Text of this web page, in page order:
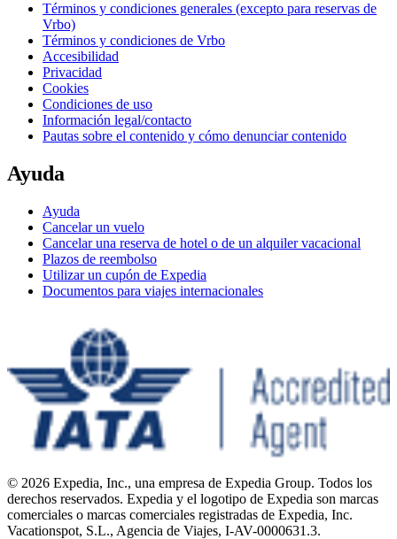
Términos y condiciones generales (excepto para reservas de
Vrbo)
Términos y condiciones de Vrbo
Accesibilidad
Privacidad
Cookies
Condiciones de uso
Información legal/contacto
Pautas sobre el contenido y cómo denunciar contenido
Ayuda
Ayuda
Cancelar un vuelo
Cancelar una reserva de hotel o de un alquiler vacacional
Plazos de reembolso
Utilizar un cupón de Expedia
Documentos para viajes internacionales
© 2026 Expedia, Inc., una empresa de Expedia Group. Todos los
derechos reservados. Expedia y el logotipo de Expedia son marcas
comerciales o marcas comerciales registradas de Expedia, Inc.
Vacationspot, S.L., Agencia de Viajes, I-AV-0000631.3.